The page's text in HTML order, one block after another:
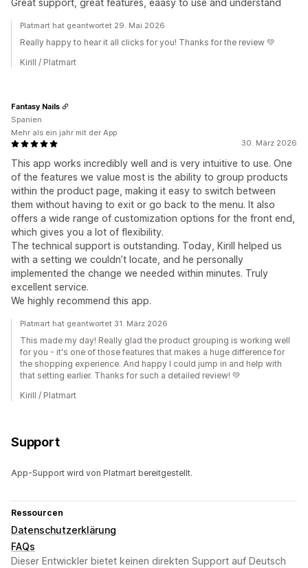
Great support, great features, eaasy to use and understand
Platmart hat geantwortet 29. Mai 2026
Really happy to hear it all clicks for you! Thanks for the review 💚
Kirill / Platmart
30. März 2026
This app works incredibly well and is very intuitive to use. One
of the features we value most is the ability to group products
within the product page, making it easy to switch between
them without having to exit or go back to the menu. It also
offers a wide range of customization options for the front end,
which gives you a lot of flexibility.
The technical support is outstanding. Today, Kirill helped us
with a setting we couldn’t locate, and he personally
implemented the change we needed within minutes. Truly
excellent service.
We highly recommend this app.
Fantasy Nails
Spanien
Mehr als ein jahr mit der App
Platmart hat geantwortet 31. März 2026
This made my day! Really glad the product grouping is working well
for you - it's one of those features that makes a huge difference for
the shopping experience. And happy I could jump in and help with
that setting earlier. Thanks for such a detailed review! 💚
Kirill / Platmart
Support
App-Support wird von Platmart bereitgestellt.
Ressourcen
Datenschutzerklärung
FAQs
Dieser Entwickler bietet keinen direkten Support auf Deutsch